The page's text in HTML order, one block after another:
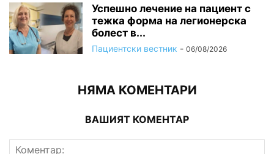
Успешно лечение на пациент с
тежка форма на легионерска
болест в...
Пациентски вестник - 06/08/2026
НЯМА КОМЕНТАРИ
ВАШИЯТ КОМЕНТАР